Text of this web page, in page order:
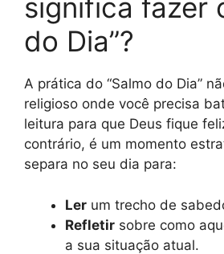
significa fazer
do Dia”?
A prática do “Salmo do Dia”
religioso onde você precisa
leitura para que Deus fique
contrário, é um momento
separa no seu dia para:
Ler um trecho de
Refletir sobre como
a sua situação atual.